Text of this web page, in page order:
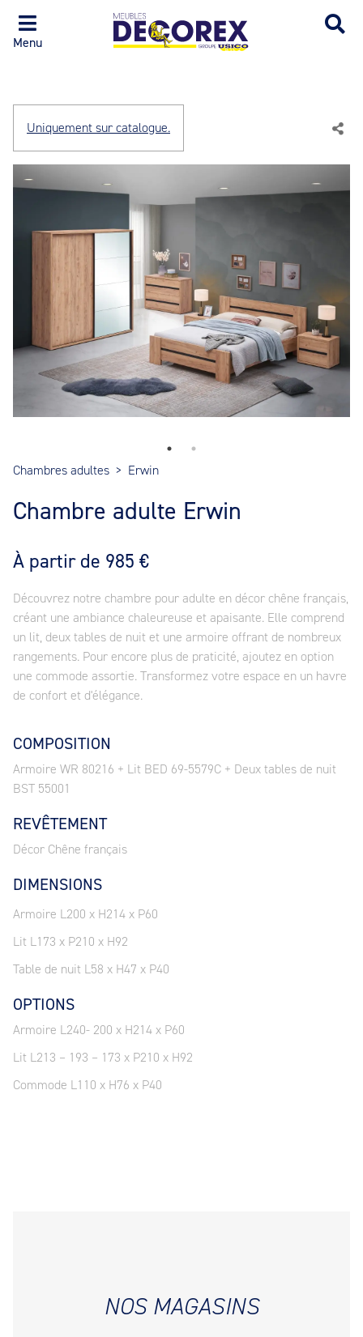
Menu
Uniquement sur catalogue.
Chambres adultes > Erwin
Chambre adulte Erwin
À partir de 985 €
Découvrez notre chambre pour adulte en décor chêne français,
créant une ambiance chaleureuse et apaisante. Elle comprend
un lit, deux tables de nuit et une armoire offrant de nombreux
rangements. Pour encore plus de praticité, ajoutez en option
une commode assortie. Transformez votre espace en un havre
de confort et d'élégance.
COMPOSITION
Armoire WR 80216 + Lit BED 69-5579C + Deux tables de nuit
BST 55001
REVÊTEMENT
Décor Chêne français
DIMENSIONS
Armoire L200 x H214 x P60
Lit L173 x P210 x H92
Table de nuit L58 x H47 x P40
OPTIONS
Armoire L240- 200 x H214 x P60
Lit L213 – 193 – 173 x P210 x H92
Commode L110 x H76 x P40
NOS MAGASINS